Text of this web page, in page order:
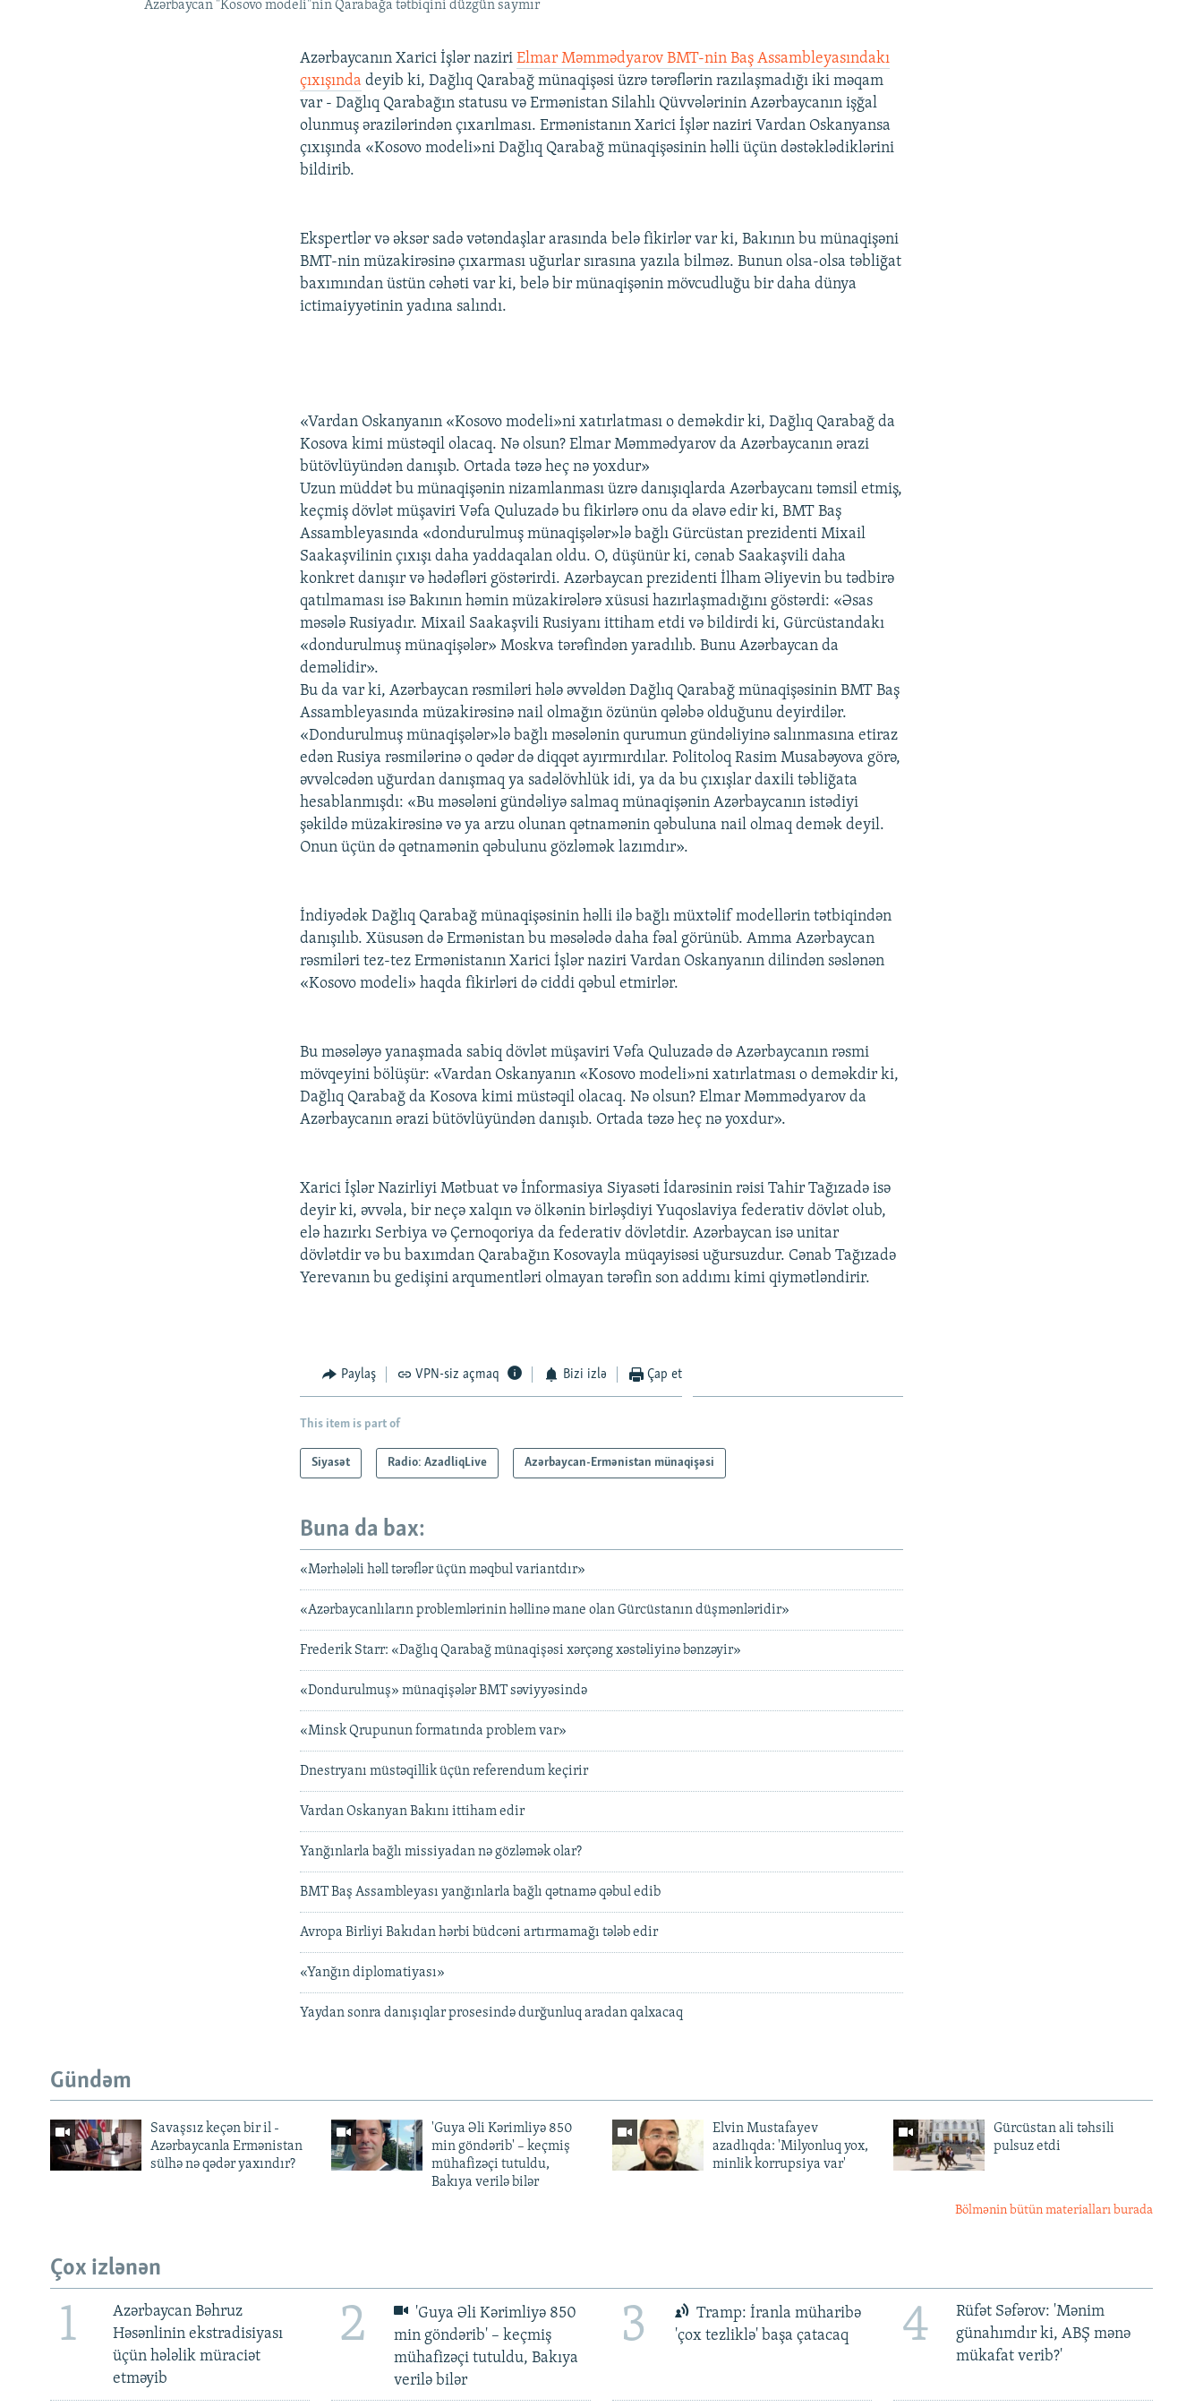
Azərbaycan "Kosovo modeli"nin Qarabağa tətbiqini düzgün saymır
Azərbaycanın Xarici İşlər naziriElmar Məmmədyarov BMT-nin Baş Assambleyasındakı
çıxışında deyib ki, Dağlıq Qarabağ münaqişəsi üzrə tərəflərin razılaşmadığı iki məqam
var - Dağlıq Qarabağın statusu və Ermənistan Silahlı Qüvvələrinin Azərbaycanın işğal
olunmuş ərazilərindən çıxarılması. Ermənistanın Xarici İşlər naziri Vardan Oskanyansa
çıxışında «Kosovo modeli»ni Dağlıq Qarabağ münaqişəsinin həlli üçün dəstəklədiklərini
bildirib.
Ekspertlər və əksər sadə vətəndaşlar arasında belə fikirlər var ki, Bakının bu münaqişəni
BMT-nin müzakirəsinə çıxarması uğurlar sırasına yazıla bilməz. Bunun olsa-olsa təbliğat
baxımından üstün cəhəti var ki, belə bir münaqişənin mövcudluğu bir daha dünya
ictimaiyyətinin yadına salındı.
«Vardan Oskanyanın «Kosovo modeli»ni xatırlatması o deməkdir ki, Dağlıq Qarabağ da
Kosova kimi müstəqil olacaq. Nə olsun? Elmar Məmmədyarov da Azərbaycanın ərazi
bütövlüyündən danışıb. Ortada təzə heç nə yoxdur»
Uzun müddət bu münaqişənin nizamlanması üzrə danışıqlarda Azərbaycanı təmsil etmiş,
keçmiş dövlət müşaviri Vəfa Quluzadə bu fikirlərə onu da əlavə edir ki, BMT Baş
Assambleyasında «dondurulmuş münaqişələr»lə bağlı Gürcüstan prezidenti Mixail
Saakaşvilinin çıxışı daha yaddaqalan oldu. O, düşünür ki, cənab Saakaşvili daha
konkret danışır və hədəfləri göstərirdi. Azərbaycan prezidenti İlham Əliyevin bu tədbirə
qatılmaması isə Bakının həmin müzakirələrə xüsusi hazırlaşmadığını göstərdi: «Əsas
məsələ Rusiyadır. Mixail Saakaşvili Rusiyanı ittiham etdi və bildirdi ki, Gürcüstandakı
«dondurulmuş münaqişələr» Moskva tərəfindən yaradılıb. Bunu Azərbaycan da
deməlidir».
Bu da var ki, Azərbaycan rəsmiləri hələ əvvəldən Dağlıq Qarabağ münaqişəsinin BMT Baş
Assambleyasında müzakirəsinə nail olmağın özünün qələbə olduğunu deyirdilər.
«Dondurulmuş münaqişələr»lə bağlı məsələnin qurumun gündəliyinə salınmasına etiraz
edən Rusiya rəsmilərinə o qədər də diqqət ayırmırdılar. Politoloq Rasim Musabəyova görə,
əvvəlcədən uğurdan danışmaq ya sadəlövhlük idi, ya da bu çıxışlar daxili təbliğata
hesablanmışdı: «Bu məsələni gündəliyə salmaq münaqişənin Azərbaycanın istədiyi
şəkildə müzakirəsinə və ya arzu olunan qətnamənin qəbuluna nail olmaq demək deyil.
Onun üçün də qətnamənin qəbulunu gözləmək lazımdır».
İndiyədək Dağlıq Qarabağ münaqişəsinin həlli ilə bağlı müxtəlif modellərin tətbiqindən
danışılıb. Xüsusən də Ermənistan bu məsələdə daha fəal görünüb. Amma Azərbaycan
rəsmiləri tez-tez Ermənistanın Xarici İşlər naziri Vardan Oskanyanın dilindən səslənən
«Kosovo modeli» haqda fikirləri də ciddi qəbul etmirlər.
Bu məsələyə yanaşmada sabiq dövlət müşaviri Vəfa Quluzadə də Azərbaycanın rəsmi
mövqeyini bölüşür: «Vardan Oskanyanın «Kosovo modeli»ni xatırlatması o deməkdir ki,
Dağlıq Qarabağ da Kosova kimi müstəqil olacaq. Nə olsun? Elmar Məmmədyarov da
Azərbaycanın ərazi bütövlüyündən danışıb. Ortada təzə heç nə yoxdur».
Xarici İşlər Nazirliyi Mətbuat və İnformasiya Siyasəti İdarəsinin rəisi Tahir Tağızadə isə
deyir ki, əvvəla, bir neçə xalqın və ölkənin birləşdiyi Yuqoslaviya federativ dövlət olub,
elə hazırkı Serbiya və Çernoqoriya da federativ dövlətdir. Azərbaycan isə unitar
dövlətdir və bu baxımdan Qarabağın Kosovayla müqayisəsi uğursuzdur. Cənab Tağızadə
Yerevanın bu gedişini arqumentləri olmayan tərəfin son addımı kimi qiymətləndirir.
Paylaş VPN-siz açmaq Bizi izlə Çap et
This item is part of
Siyasət Radio: AzadliqLive Azərbaycan-Ermənistan münaqişəsi
Buna da bax:
«Mərhələli həll tərəflər üçün məqbul variantdır»
«Azərbaycanlıların problemlərinin həllinə mane olan Gürcüstanın düşmənləridir»
Frederik Starr: «Dağlıq Qarabağ münaqişəsi xərçəng xəstəliyinə bənzəyir»
«Dondurulmuş» münaqişələr BMT səviyyəsində
«Minsk Qrupunun formatında problem var»
Dnestryanı müstəqillik üçün referendum keçirir
Vardan Oskanyan Bakını ittiham edir
Yanğınlarla bağlı missiyadan nə gözləmək olar?
BMT Baş Assambleyası yanğınlarla bağlı qətnamə qəbul edib
Avropa Birliyi Bakıdan hərbi büdcəni artırmamağı tələb edir
«Yanğın diplomatiyası»
Yaydan sonra danışıqlar prosesində durğunluq aradan qalxacaq
Gündəm
Savaşsız keçən bir il -
Azərbaycanla Ermənistan
sülhə nə qədər yaxındır?
'Guya Əli Kərimliyə 850
min göndərib' – keçmiş
mühafizəçi tutuldu,
Bakıya verilə bilər
Elvin Mustafayev
azadlıqda: 'Milyonluq yox,
minlik korrupsiya var'
Gürcüstan ali təhsili
pulsuz etdi
Bölmənin bütün materialları burada
Çox izlənən
1
Azərbaycan Bəhruz
Həsənlinin ekstradisiyası
üçün hələlik müraciət
etməyib
2
'Guya Əli Kərimliyə 850
min göndərib' – keçmiş
mühafizəçi tutuldu, Bakıya
verilə bilər
3
Tramp: İranla müharibə
'çox tezliklə' başa çatacaq
4
Rüfət Səfərov: 'Mənim
günahımdır ki, ABŞ mənə
mükafat verib?'